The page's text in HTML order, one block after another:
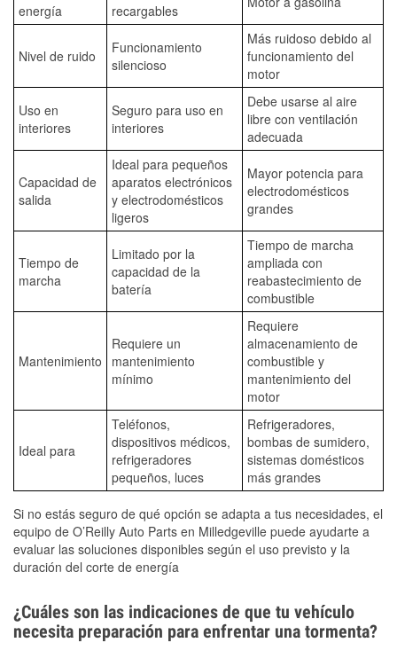
energía
recargables
Nivel de ruido
Funcionamiento
silencioso
Más ruidoso debido al
funcionamiento del
motor
Uso en
interiores
Seguro para uso en
interiores
Debe usarse al aire
libre con ventilación
adecuada
Capacidad de
salida
Ideal para pequeños
aparatos electrónicos
y electrodomésticos
ligeros
Mayor potencia para
electrodomésticos
grandes
Tiempo de
marcha
Limitado por la
capacidad de la
batería
Tiempo de marcha
ampliada con
reabastecimiento de
combustible
Mantenimiento
Requiere un
mantenimiento
mínimo
Requiere
almacenamiento de
combustible y
mantenimiento del
motor
Ideal para
Teléfonos,
dispositivos médicos,
refrigeradores
pequeños, luces
Refrigeradores,
bombas de sumidero,
sistemas domésticos
más grandes
Si no estás seguro de qué opción se adapta a tus necesidades, el
equipo de O’Reilly Auto Parts en Milledgeville puede ayudarte a
evaluar las soluciones disponibles según el uso previsto y la
duración del corte de energía
¿Cuáles son las indicaciones de que tu vehículo
necesita preparación para enfrentar una tormenta?